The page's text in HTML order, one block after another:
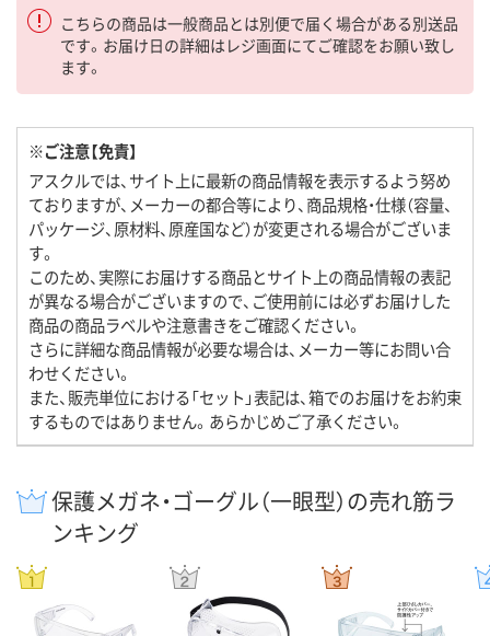
こちらの商品は一般商品とは別便で届く場合がある別送品
です。お届け日の詳細はレジ画面にてご確認をお願い致し
ます。
※ご注意【免責】
アスクルでは、サイト上に最新の商品情報を表示するよう努め
ておりますが、メーカーの都合等により、商品規格・仕様（容量、
パッケージ、原材料、原産国など）が変更される場合がございま
す。
このため、実際にお届けする商品とサイト上の商品情報の表記
が異なる場合がございますので、ご使用前には必ずお届けした
商品の商品ラベルや注意書きをご確認ください。
さらに詳細な商品情報が必要な場合は、メーカー等にお問い合
わせください。
また、販売単位における「セット」表記は、箱でのお届けをお約束
するものではありません。あらかじめご了承ください。
保護メガネ・ゴーグル（一眼型）の売れ筋ラ
ンキング